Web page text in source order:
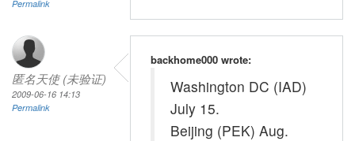
Permalink
匿名天使 (未验证)
2009-06-16 14:13
Permalink
backhome000 wrote:
Washington DC (IAD)
July 15.
Beijing (PEK) Aug.